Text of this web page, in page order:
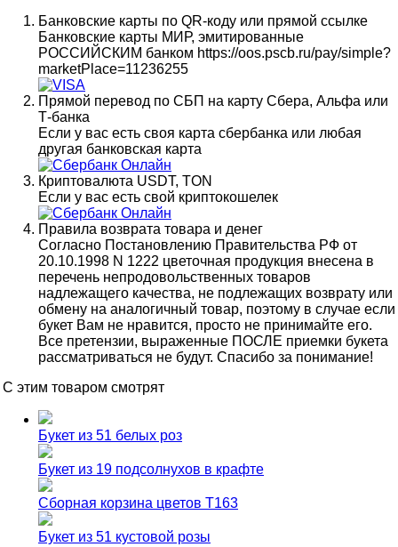
Банковские карты по QR-коду или прямой ссылке
Банковские карты МИР, эмитированные
РОССИЙСКИМ банком https://oos.pscb.ru/pay/simple?
marketPlace=11236255
Прямой перевод по СБП на карту Сбера, Альфа или
Т-банка
Если у вас есть своя карта сбербанка или любая
другая банковская карта
Криптовалюта USDT, TON
Если у вас есть свой криптокошелек
Правила возврата товара и денег
Согласно Постановлению Правительства РФ от
20.10.1998 N 1222 цветочная продукция внесена в
перечень непродовольственных товаров
надлежащего качества, не подлежащих возврату или
обмену на аналогичный товар, поэтому в случае если
букет Вам не нравится, просто не принимайте его.
Все претензии, выраженные ПОСЛЕ приемки букета
рассматриваться не будут. Спасибо за понимание!
С этим товаром смотрят
Букет из 51 белых роз
Букет из 19 подсолнухов в крафте
Сборная корзина цветов Т163
Букет из 51 кустовой розы